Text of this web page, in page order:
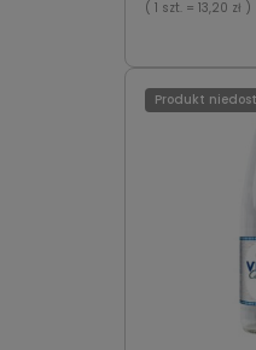
( 1 szt. = 13,20 zł )
Produkt